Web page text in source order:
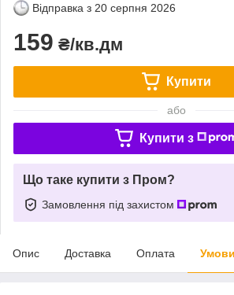
Відправка з 20 серпня 2026
159 ₴/кв.дм
Купити
або
Купити з
Що таке купити з Пром?
Замовлення під захистом
Опис Доставка Оплата